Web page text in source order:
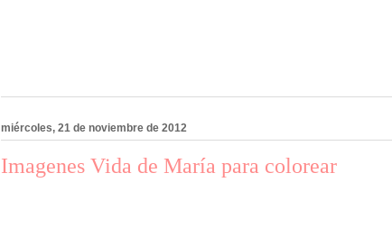
miércoles, 21 de noviembre de 2012
Imagenes Vida de María para colorear